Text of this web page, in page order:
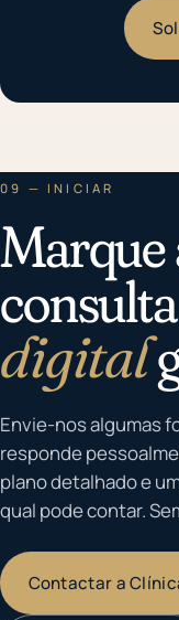
09 — INICIAR
Marque
consulta
digital
Envie-nos algumas
responde
plano detalhado e
qual pode contar.
Contactar a